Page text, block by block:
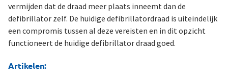
vermijden dat de draad meer plaats inneemt dan de
defibrillator zelf. De huidige defibrillatordraad is uiteindelijk
een compromis tussen al deze vereisten en in dit opzicht
functioneert de huidige defibrillator draad goed.
Artikelen: